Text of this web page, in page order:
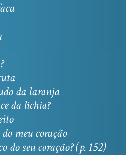
da laranja
da lichia?
meu coração
do seu coração? (p. 152)